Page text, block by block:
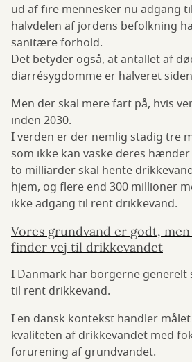
ud af fire mennesker nu adgang
halvdelen af jordens befolkning
sanitære forhold.
Det betyder også, at antallet af
diarrésygdomme er halveret
Men der skal mere fart på, hvis
inden 2030.
I verden er der nemlig stadig tre
som ikke kan vaske deres
to milliarder skal hente
hjem, og flere end 300 millioner
ikke adgang til rent drikkevand.
Vores grundvand er godt,
finder vej til drikkevandet
I Danmark har borgerne generelt
til rent drikkevand.
I en dansk kontekst handler
kvaliteten af drikkevandet med
forurening af grundvandet.